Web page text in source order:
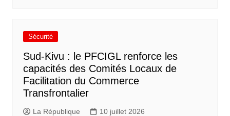
Sécurité
Sud-Kivu : le PFCIGL renforce les
capacités des Comités Locaux de
Facilitation du Commerce
Transfrontalier
La République 10 juillet 2026